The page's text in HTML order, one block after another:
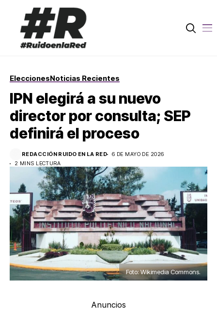
EleccionesNoticias Recientes
IPN elegirá a su nuevo
director por consulta; SEP
definirá el proceso
REDACCIÓN RUIDO EN LA RED
6 DE MAYO DE 2026
2 MINS LECTURA
Foto: Wikimedia Commons.
Anuncios